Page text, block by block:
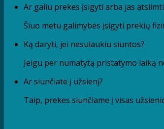
Ar galiu prekes įsigyti arba jas
Šiuo metu galimybės įsigyti prekių
Ką daryti, jei nesulaukiu siuntos?
Jeigu per numatytą pristatymo laiką
Ar siunčiate į užsienį?
Taip, prekes siunčiame į visas